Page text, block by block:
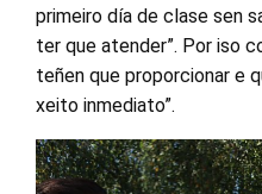
primeiro día de clase sen
ter que atender”. Por iso
teñen que proporcionar e
xeito inmediato”.